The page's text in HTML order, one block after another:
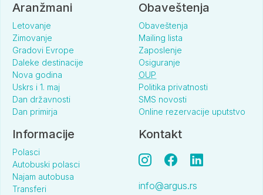
Aranžmani
Letovanje
Zimovanje
Gradovi Evrope
Daleke destinacije
Nova godina
Uskrs i 1. maj
Dan državnosti
Dan primirja
Obaveštenja
Obaveštenja
Mailing lista
Zaposlenje
Osiguranje
OUP
Politika privatnosti
SMS novosti
Online rezervacije uputstvo
Informacije
Polasci
Autobuski polasci
Najam autobusa
Transferi
Kontakt
info@argus.rs